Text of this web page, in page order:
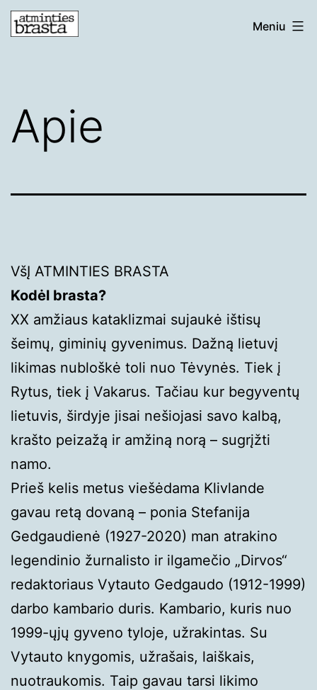
Eiti
prieatmintiesbrasta.lt Meniu
Apie
VšĮ ATMINTIES BRASTA
Kodėl brasta?
XX amžiaus kataklizmai sujaukė ištisų
šeimų, giminių gyvenimus. Dažną lietuvį
likimas nubloškė toli nuo Tėvynės. Tiek į
Rytus, tiek į Vakarus. Tačiau kur begyventų
lietuvis, širdyje jisai nešiojasi savo kalbą,
krašto peizažą ir amžiną norą – sugrįžti
namo.
Prieš kelis metus viešėdama Klivlande
gavau retą dovaną – ponia Stefanija
Gedgaudienė (1927-2020) man atrakino
legendinio žurnalisto ir ilgamečio „Dirvos“
redaktoriaus Vytauto Gedgaudo (1912-1999)
darbo kambario duris. Kambario, kuris nuo
1999-ųjų gyveno tyloje, užrakintas. Su
Vytauto knygomis, užrašais, laiškais,
nuotraukomis. Taip gavau tarsi likimo